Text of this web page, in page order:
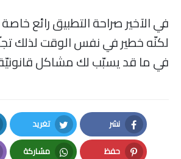
في الآخير صراحة التطبيق رائع
لكنّه خطير في نفس الوقت لذلك
في ما قد يسبّب لك مشاكل
نشر
Facebook
تغريد
Twitter
حفظ مشاركة